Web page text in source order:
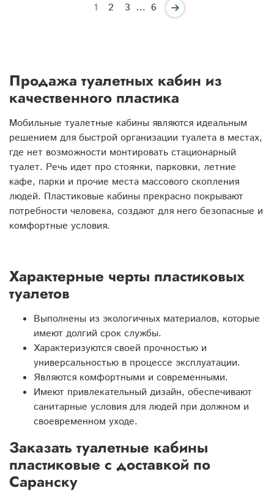
1 2 3 … 6
Продажа туалетных кабин из
качественного пластика
Мобильные туалетные кабины являются идеальным
решением для быстрой организации туалета в местах,
где нет возможности монтировать стационарный
туалет. Речь идет про стоянки, парковки, летние
кафе, парки и прочие места массового скопления
людей. Пластиковые кабины прекрасно покрывают
потребности человека, создают для него безопасные и
комфортные условия.
Характерные черты пластиковых
туалетов
Выполнены из экологичных материалов, которые
имеют долгий срок службы.
Характеризуются своей прочностью и
универсальностью в процессе эксплуатации.
Являются комфортными и современными.
Имеют привлекательный дизайн, обеспечивают
санитарные условия для людей при должном и
своевременном уходе.
Заказать туалетные кабины
пластиковые с доставкой по
Саранску